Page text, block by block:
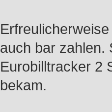
auch bar zahlen.
Eurobilltracker 2
bekam.